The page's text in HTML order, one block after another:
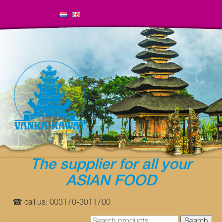
The supplier for all your
ASIAN FOOD
☎ call us: 003170-3011700